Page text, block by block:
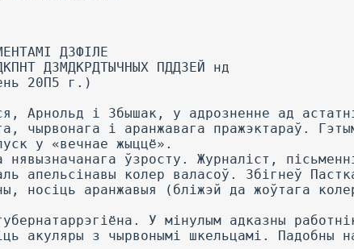
ДЗФІЛЕ
ДЗМДКРДТЫЧНЫХ ПДДЗЕЙ нд
20П5 г.)
Арнольд і Збышак, у адрозненне ад
чырвонага і аранжавага пражэктараў.
у «вечнае жыццё».
ўзросту. Журналіст,
апельсінавы колер валасоў. Збігнеў
носіць аранжавыя (бліжэй да жоўтага
У мінулым адказны
акуляры з чырвонымі шкельцамі. Падобны